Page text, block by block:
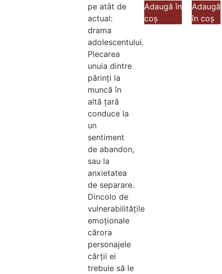
pe atât de
actual:
drama
adolescentului.
Plecarea
unuia dintre
părinți la
muncă în
altă țară
conduce la
un
sentiment
de abandon,
sau la
anxietatea
de separare.
Dincolo de
vulnerabilitățile
emoționale
cărora
personajele
cărții ei
trebuie să le
Adaugă în
coș
Adaugă
în coș